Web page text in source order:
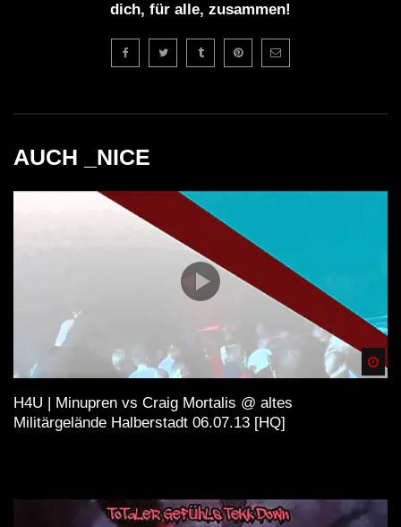
HardTekk – “Sackgesicht in the Mix”
TEIL 2 • [S.M.] • 2021 • [TRIBETEKK]
☠ PuncheZ – Die Immer Lacht (Remix)
I TEKKNATION I HARDTEKK ☠
24H RAVE – LIVESTREAM | FLASH
BDTEKK – Battlezone Zwickau
26.11.2022 [HARDTEKK LIVE]
COLOGNE UNDERGROUND
HARDTEKK BEATS | S. M. | SET |
dich, für alle, zusammen!
AUCH _NICE
H4U | Minupren vs Craig Mortalis @ altes
Militärgelände Halberstadt 06.07.13 [HQ]